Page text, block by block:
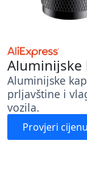
Aluminijske
Aluminijske
prljavštine i
vozila.
Provjeri cijenu